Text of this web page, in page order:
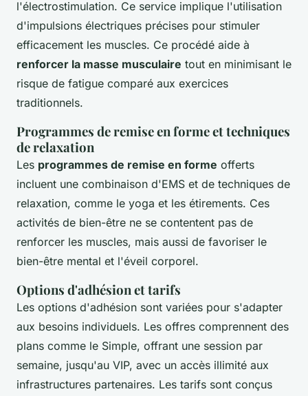
l'électrostimulation. Ce service implique l'utilisation
d'impulsions électriques précises pour stimuler
efficacement les muscles. Ce procédé aide à
renforcer la masse musculaire tout en minimisant le
risque de fatigue comparé aux exercices
traditionnels.
Programmes de remise en forme et techniques
de relaxation
Les programmes de remise en forme offerts
incluent une combinaison d'EMS et de techniques de
relaxation, comme le yoga et les étirements. Ces
activités de bien-être ne se contentent pas de
renforcer les muscles, mais aussi de favoriser le
bien-être mental et l'éveil corporel.
Options d'adhésion et tarifs
Les options d'adhésion sont variées pour s'adapter
aux besoins individuels. Les offres comprennent des
plans comme le Simple, offrant une session par
semaine, jusqu'au VIP, avec un accès illimité aux
infrastructures partenaires. Les tarifs sont conçus